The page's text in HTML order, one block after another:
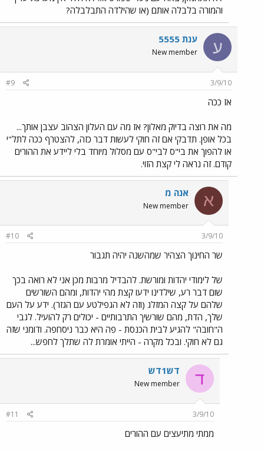
והמורה בלבלה אותם (או שהילדה התבלבלה?
ע ענת 5555
New member
3/9/10
#9
אז ככה
מה את רוצה בדיוק מאלון? אז מה עם העלון הצהוב עצבן אותך...
בכל אופן. תדבקי אם זה חוקי לעשות דבר כזה, להצטרף ככה לתל"י
או להפוך את בי"ס לבי"ס עם מסלול מיוחד בלי ליידע את ההורים
קודם. זה נראה לי קצת הזוי.
א אנה מ
New member
3/9/10
#10
שר החינוך הצהיר שמהשנה יהיה תגבור
של לימודי יהדות ומורשת. להבדיל מרבות מכן אני לא רואה בכך
שום דבר רע, שילדינו ידעו קצת מהי יהדות, ומהם השורשים
שלהם על קצה המזלג (וזה לא הגפילטע עם הגזר). ידע על העם
שלך, הדת, מהם שורשיך התרבותיים - יכולים רק להועיל. לגבי
ה"חובה" להגיע לבית הכנסת - פה היא כבר ניסחפה. ודומני שזה
גם לא חוקי. ובכל מקרה - הייתי אומרת לה שתלך לחפש...
ד דש1דש
New member
3/9/10
#11
ממתי מתיעצים עם ההורים